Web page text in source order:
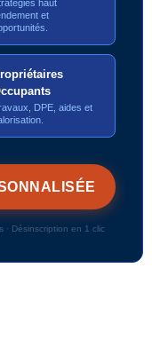
haut
et
DPE, aides et
· Désinscription en 1 clic